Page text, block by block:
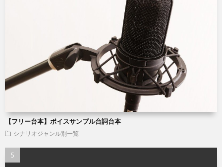
【フリー台本】ボイスサンプル台詞台本
シナリオジャンル別一覧